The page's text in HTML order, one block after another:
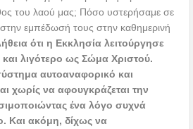
του λαού μας; Πόσο υστερήσαμε σε
εμπέδωσή τους στην καθημερινή
ότι η Εκκλησία λειτούργησε
λιγότερο ως Σώμα Χριστού.
αυτοαναφορικό και
χωρίς να αφουγκράζεται την
ένα λόγο συχνά
Και ακόμη, δίχως να